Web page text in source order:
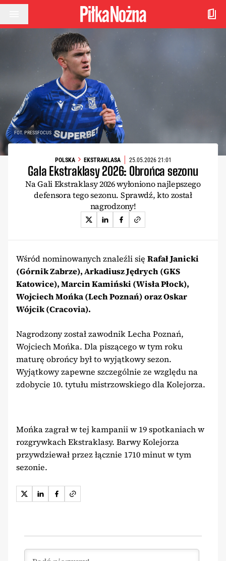
Przejdź do treści
FOT. PRESSFOCUS
POLSKA EKSTRAKLASA 25.05.2026 21:01
Gala Ekstraklasy 2026: Obrońca sezonu
Na Gali Ekstraklasy 2026 wyłoniono najlepszego
defensora tego sezonu. Sprawdź, kto został
nagrodzony!
Wśród nominowanych znaleźli się Rafał Janicki
(Górnik Zabrze), Arkadiusz Jędrych (GKS
Katowice), Marcin Kamiński (Wisła Płock),
Wojciech Mońka (Lech Poznań) oraz Oskar
Wójcik (Cracovia).
Nagrodzony został zawodnik Lecha Poznań,
Wojciech Mońka. Dla piszącego w tym roku
maturę obrońcy był to wyjątkowy sezon.
Wyjątkowy zapewne szczególnie ze względu na
zdobycie 10. tytułu mistrzowskiego dla Kolejorza.
Mońka zagrał w tej kampanii w 19 spotkaniach w
rozgrywkach Ekstraklasy. Barwy Kolejorza
przywdziewał przez łącznie 1710 minut w tym
sezonie.